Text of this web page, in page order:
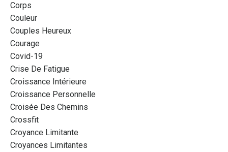
Corps
Couleur
Couples Heureux
Courage
Covid-19
Crise De Fatigue
Croissance Intérieure
Croissance Personnelle
Croisée Des Chemins
Crossfit
Croyance Limitante
Croyances Limitantes